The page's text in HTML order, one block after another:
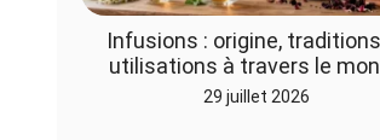
Infusions : origine,
utilisations à travers le
29 juillet 2026